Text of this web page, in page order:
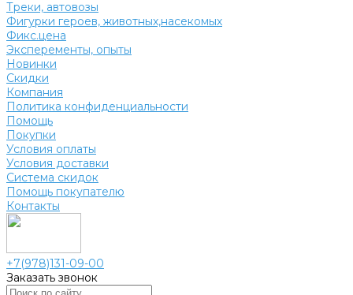
Треки, автовозы
Фигурки героев, животных,насекомых
Фикс.цена
Эксперементы, опыты
Новинки
Скидки
Компания
Политика конфиденциальности
Помощь
Покупки
Условия оплаты
Условия доставки
Система скидок
Помощь покупателю
Контакты
+7(978)131-09-00
Заказать звонок